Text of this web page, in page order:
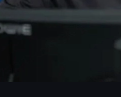
bine, dar a și arătat că știe
ar fi sugerat situația inițială.
, formație tânără și
mondiale.